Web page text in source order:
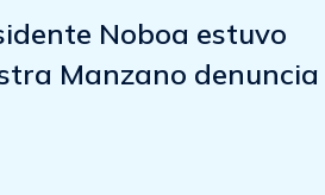
Noboa estuvo
Manzano denuncia